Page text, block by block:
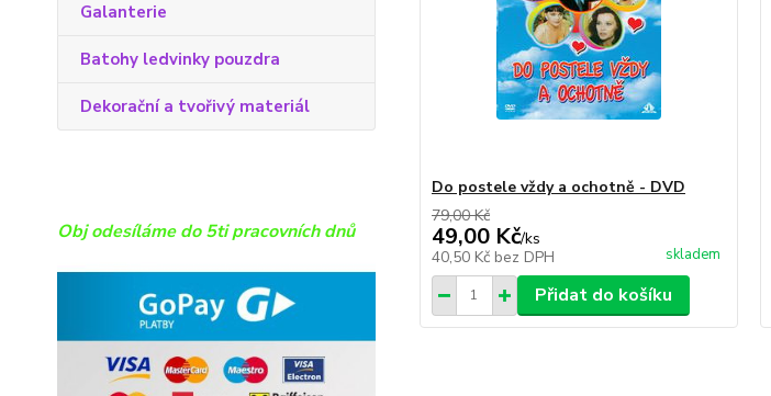
Galanterie
Batohy ledvinky pouzdra
Dekorační a tvořivý materiál
Obj odesíláme do 5ti pracovních dnů
Do postele vždy a ochotně - DVD
79,00 Kč
49,00 Kč/ks
40,50 Kč bez DPH skladem
Přidat do košíku